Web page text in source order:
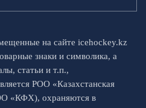
на сайте icehockey.kz
знаки и символика, а
статьи и т.п.,
РОО «Казахстанская
«КФХ), охраняются в